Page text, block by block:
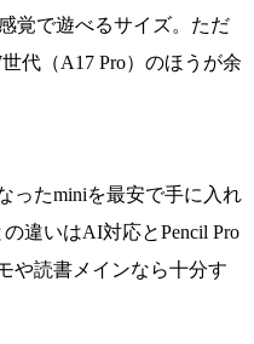
覚で遊べるサイズ。ただ
代（A17 Pro）のほうが余
ったminiを最安で手に入れ
違いはAI対応とPencil Pro
や読書メインなら十分す